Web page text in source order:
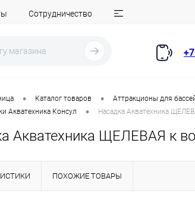
Сотрудничество
• Каталог товаров • Аттракционы для
Акватехника Консул • Насадка Акватехника
Акватехника ЩЕЛЕВАЯ к
ПОХОЖИЕ ТОВАРЫ